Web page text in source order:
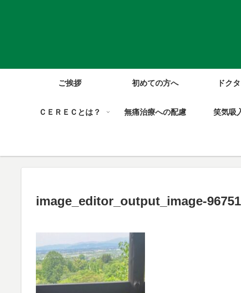
ご挨拶 初めての方へ ドク
ＣＥＲＥＣとは？ 無痛治療への配慮 笑気吸
image_editor_output_image-